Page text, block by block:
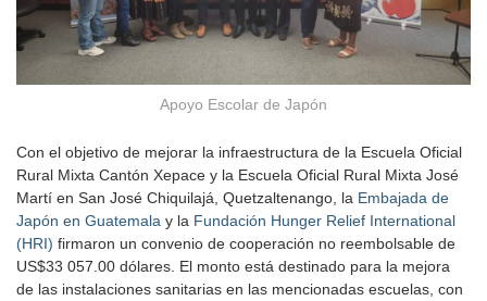
Apoyo Escolar de Japón
Con el objetivo de mejorar la infraestructura de la Escuela Oficial
Rural Mixta Cantón Xepace y la Escuela Oficial Rural Mixta José
Martí en San José Chiquilajá, Quetzaltenango, la Embajada de
Japón en Guatemala y la Fundación Hunger Relief International
(HRI) firmaron un convenio de cooperación no reembolsable de
US$33 057.00 dólares. El monto está destinado para la mejora
de las instalaciones sanitarias en las mencionadas escuelas, con